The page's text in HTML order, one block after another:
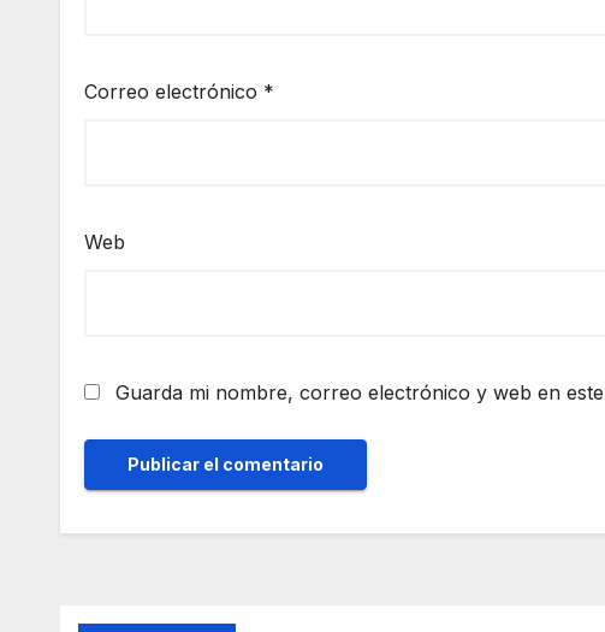
Correo electrónico *
Web
Guarda mi nombre, correo electrónico y web en